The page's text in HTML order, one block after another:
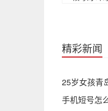
精彩新闻
25岁女孩青
手机短号怎